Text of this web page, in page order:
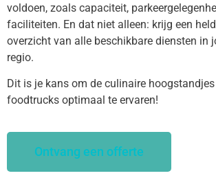
voldoen, zoals capaciteit,
faciliteiten. En dat niet alleen: krijg een
overzicht van alle beschikbare diensten in
regio.
Dit is je kans om de culinaire
foodtrucks optimaal te ervaren!
Ontvang een offerte